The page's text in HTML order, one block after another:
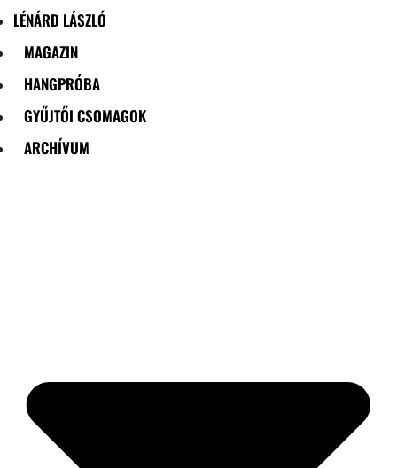
LÉNÁRD LÁSZLÓ
MAGAZIN
HANGPRÓBA
GYŰJTŐI CSOMAGOK
ARCHÍVUM